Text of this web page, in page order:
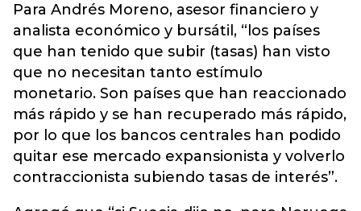
Para Andrés Moreno, asesor financiero y
analista económico y bursátil, “los países
que han tenido que subir (tasas) han visto
que no necesitan tanto estímulo
monetario. Son países que han reaccionado
más rápido y se han recuperado más rápido,
por lo que los bancos centrales han podido
quitar ese mercado expansionista y volverlo
contraccionista subiendo tasas de interés”.